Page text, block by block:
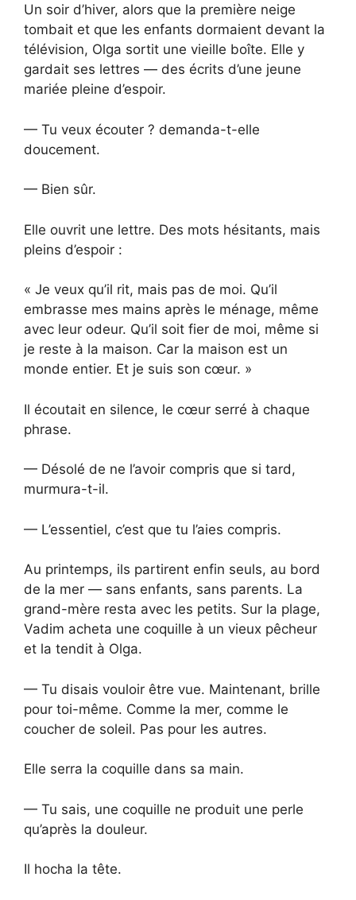
Un soir d’hiver, alors que la première neige
tombait et que les enfants dormaient devant la
télévision, Olga sortit une vieille boîte. Elle y
gardait ses lettres — des écrits d’une jeune
mariée pleine d’espoir.
— Tu veux écouter ? demanda-t-elle
doucement.
— Bien sûr.
Elle ouvrit une lettre. Des mots hésitants, mais
pleins d’espoir :
« Je veux qu’il rit, mais pas de moi. Qu’il
embrasse mes mains après le ménage, même
avec leur odeur. Qu’il soit fier de moi, même si
je reste à la maison. Car la maison est un
monde entier. Et je suis son cœur. »
Il écoutait en silence, le cœur serré à chaque
phrase.
— Désolé de ne l’avoir compris que si tard,
murmura-t-il.
— L’essentiel, c’est que tu l’aies compris.
Au printemps, ils partirent enfin seuls, au bord
de la mer — sans enfants, sans parents. La
grand-mère resta avec les petits. Sur la plage,
Vadim acheta une coquille à un vieux pêcheur
et la tendit à Olga.
— Tu disais vouloir être vue. Maintenant, brille
pour toi-même. Comme la mer, comme le
coucher de soleil. Pas pour les autres.
Elle serra la coquille dans sa main.
— Tu sais, une coquille ne produit une perle
qu’après la douleur.
Il hocha la tête.